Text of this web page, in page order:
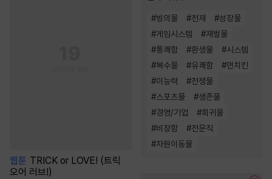
웹툰 TRICK or LOVE! (트릭
오어 러브!)
#빙의물 #천재 #성장물
#게임시스템 #재벌물
#통쾌함 #환생물 #시스템
#복수물 #유쾌함 #먼치킨
#이능력 #전쟁물
#스포츠물 #생존물
#경영/기업 #회귀물
#비장함 #전문직
#차원이동물